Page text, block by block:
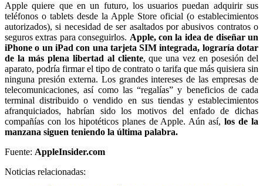
Apple quiere que en un futuro, los usuarios puedan adquirir sus
teléfonos o tablets desde la Apple Store oficial (o establecimientos
autorizados), si necesidad de ser asaltados por abusivos contratos o
seguros extras para conseguirlos. Apple, con la idea de diseñar un
iPhone o un iPad con una tarjeta SIM integrada, lograría dotar
de la más plena libertad al cliente, que una vez en posesión del
aparato, podría firmar el tipo de contrato o tarifa que más quisiera sin
ninguna presión externa. Los grandes intereses de las empresas de
telecomunicaciones, así como las “regalías” y beneficios de cada
terminal distribuido o vendido en sus tiendas y establecimientos
afranquiciados, habrían sido los motivos del enfado de dichas
compañías con los hipotéticos planes de Apple. Aún así,los de la
manzana siguen teniendo la última palabra.
Fuente: AppleInsider.com
Noticias relacionadas: